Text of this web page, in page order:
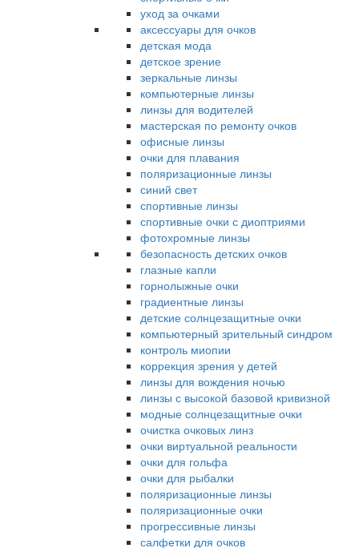
уход за очками
аксессуары для очков
детская мода
детское зрение
зеркальные линзы
компьютерные линзы
линзы для водителей
мастерская по ремонту очков
офисные линзы
очки для плавания
поляризационные линзы
синий свет
спортивные линзы
спортивные очки с диоптриями
фотохромные линзы
безопасность детских очков
глазные капли
горнолыжные очки
градиентные линзы
детские солнцезащитные очки
компьютерный зрительный синдром
контроль миопии
коррекция зрения у детей
линзы для вождения ночью
линзы с высокой базовой кривизной
модные солнцезащитные очки
очистка очковых линз
очки виртуальной реальности
очки для гольфа
очки для рыбалки
поляризационные линзы
поляризационные очки
прогрессивные линзы
салфетки для очков